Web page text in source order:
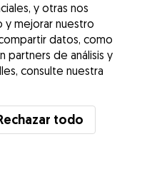
y otras nos
y mejorar nuestro
datos, como
partners de análisis y
consulte nuestra
todo